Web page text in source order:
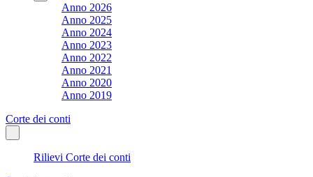
Anno 2026
Anno 2025
Anno 2024
Anno 2023
Anno 2022
Anno 2021
Anno 2020
Anno 2019
Corte dei conti
Rilievi Corte dei conti